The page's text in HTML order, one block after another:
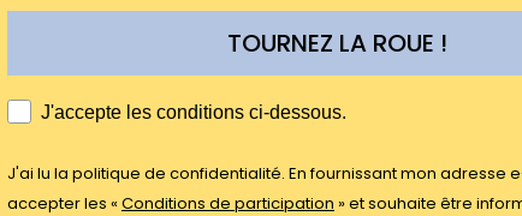
TOURNEZ LA ROUE !
AGREEJ'accepte les conditions ci-dessous.
J'ai lu la politique de confidentialité. En fournissant mon adresse
accepter les « Conditions de participation » et souhaite être